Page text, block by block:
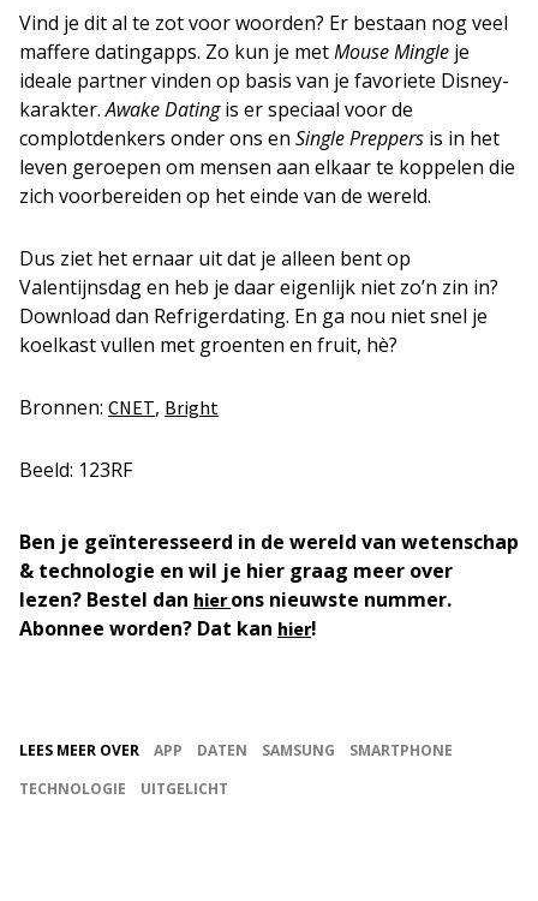
Vind je dit al te zot voor woorden? Er bestaan nog veel
maffere datingapps. Zo kun je metMouse Mingle je
ideale partner vinden op basis van je favoriete Disney-
karakter.Awake Datingis er speciaal voor de
complotdenkers onder ons en Single Preppers is in het
leven geroepen om mensen aan elkaar te koppelen die
zich voorbereiden op het einde van de wereld.
Dus ziet het ernaar uit dat je alleen bent op
Valentijnsdag en heb je daar eigenlijk niet zo’n zin in?
Download dan Refrigerdating. En ga nou niet snel je
koelkast vullen met groenten en fruit, hè?
Bronnen: CNET, Bright
Beeld: 123RF
Ben je geïnteresseerd in de wereld van wetenschap
& technologie en wil je hier graag meer over
lezen? Bestel dan hierons nieuwste nummer.
Abonnee worden? Dat kan hier!
LEES MEER OVER APP DATEN SAMSUNG
SMARTPHONE
TECHNOLOGIE
UITGELICHT